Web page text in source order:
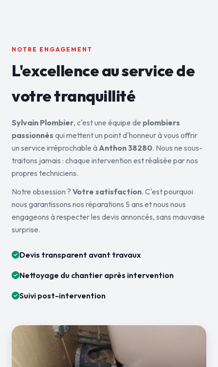
NOTRE ENGAGEMENT
L'excellence au service de
votre tranquillité
Sylvain Plombier, c'est une équipe de plombiers
passionnés qui mettent un point d'honneur à vous offrir
un service irréprochable àAnthon 38280. Nous ne sous-
traitons jamais : chaque intervention est réalisée par nos
propres techniciens.
Notre obsession ? Votre satisfaction. C'est pourquoi
nous garantissons nos réparations 5 ans et nous nous
engageons à respecter les devis annoncés, sans mauvaise
surprise.
Devis transparent avant travaux
Nettoyage du chantier après intervention
Suivi post-intervention